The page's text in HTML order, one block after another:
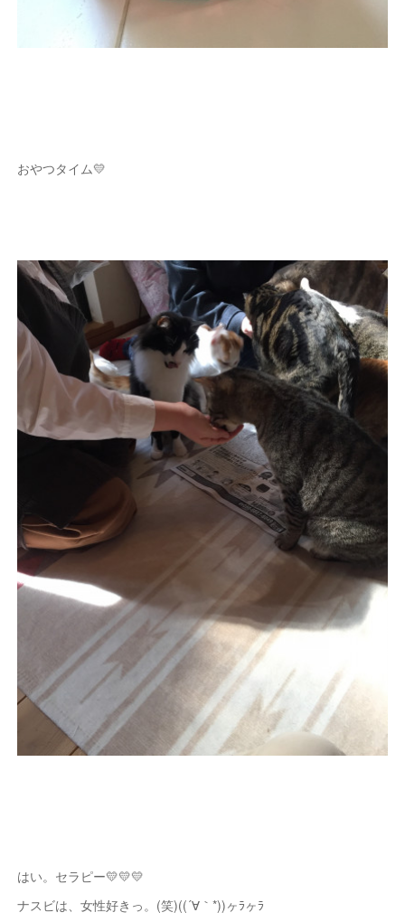
おやつタイム💛
はい。セラピー💛💛💛
ナスビは、女性好きっ。(笑)((´∀｀*))ヶﾗヶﾗ